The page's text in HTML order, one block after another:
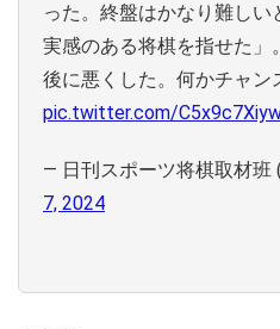
った。終盤はかなり難し
実感のある将棋を指せた」
後に悪くした。何かチャン
pic.twitter.com/
— 日刊スポーツ将棋取材班
7, 2024